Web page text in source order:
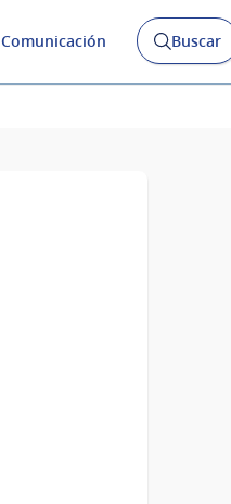
Comunicación
AbrirBuscar